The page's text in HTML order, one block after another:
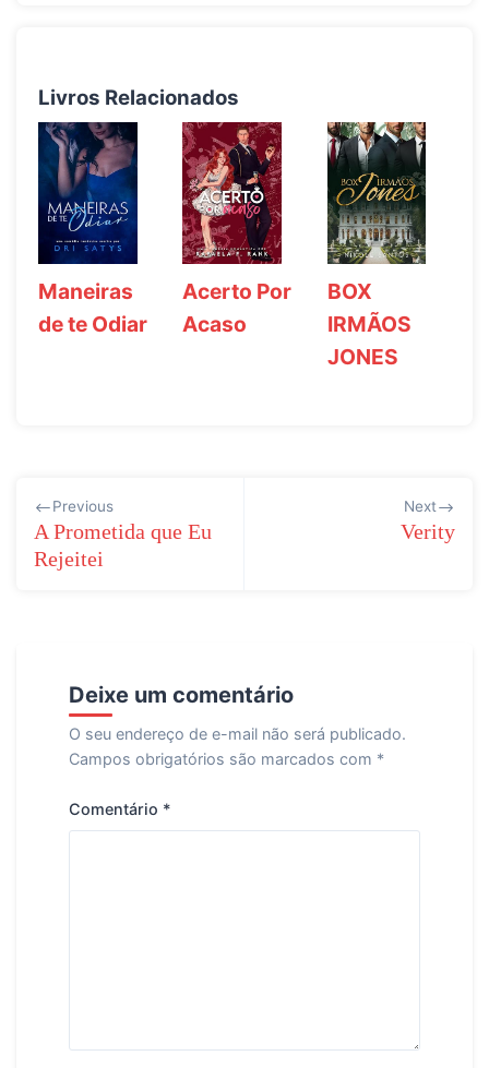
Livros Relacionados
Maneiras
de te Odiar
Acerto Por
Acaso
BOX
IRMÃOS
JONES
de
Post
Previous
A Prometida que Eu
Rejeitei
Next
Verity
Deixe um comentário
O seu endereço de e-mail não será publicado.
Campos obrigatórios são marcados com *
Comentário *